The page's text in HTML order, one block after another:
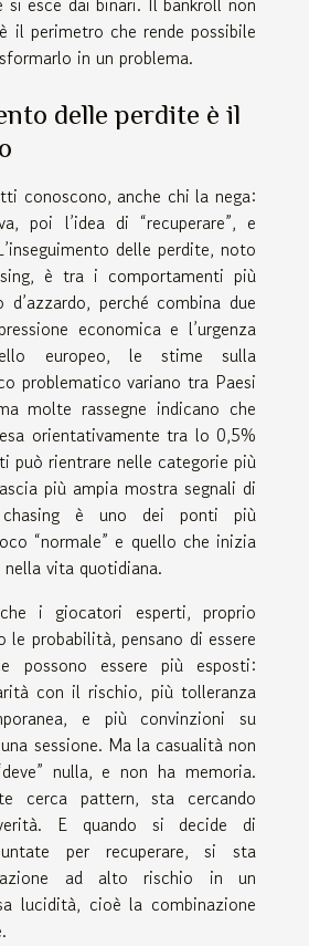
il perimetro che rende possibile
in un problema.
delle perdite è il
conoscono, anche chi la nega:
poi l’idea di “recuperare”, e
delle perdite, noto
è tra i comportamenti più
perché combina due
economica e l’urgenza
europeo, le stime sulla
problematico variano tra Paesi
molte rassegne indicano che
orientativamente tra lo 0,5%
può rientrare nelle categorie più
più ampia mostra segnali di
è uno dei ponti più
“normale” e quello che inizia
nella vita quotidiana.
i giocatori esperti, proprio
le probabilità, pensano di essere
possono essere più esposti:
con il rischio, più tolleranza
e più convinzioni su
sessione. Ma la casualità non
nulla, e non ha memoria.
cerca pattern, sta cercando
E quando si decide di
per recuperare, si sta
ad alto rischio in un
lucidità, cioè la combinazione